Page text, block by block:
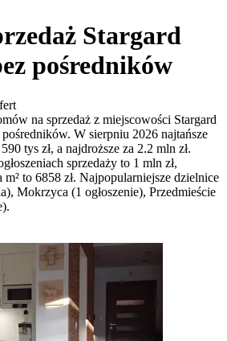
Stargard
pośredników
na sprzedaż z miejscowości Stargard
W sierpniu 2026 najtańsze
tys zł, a najdroższe za 2.2 mln zł.
sprzedaży to 1 mln zł,
m² to 6858 zł. Najpopularniejsze dzielnice
Mokrzyca (1 ogłoszenie), Przedmieście